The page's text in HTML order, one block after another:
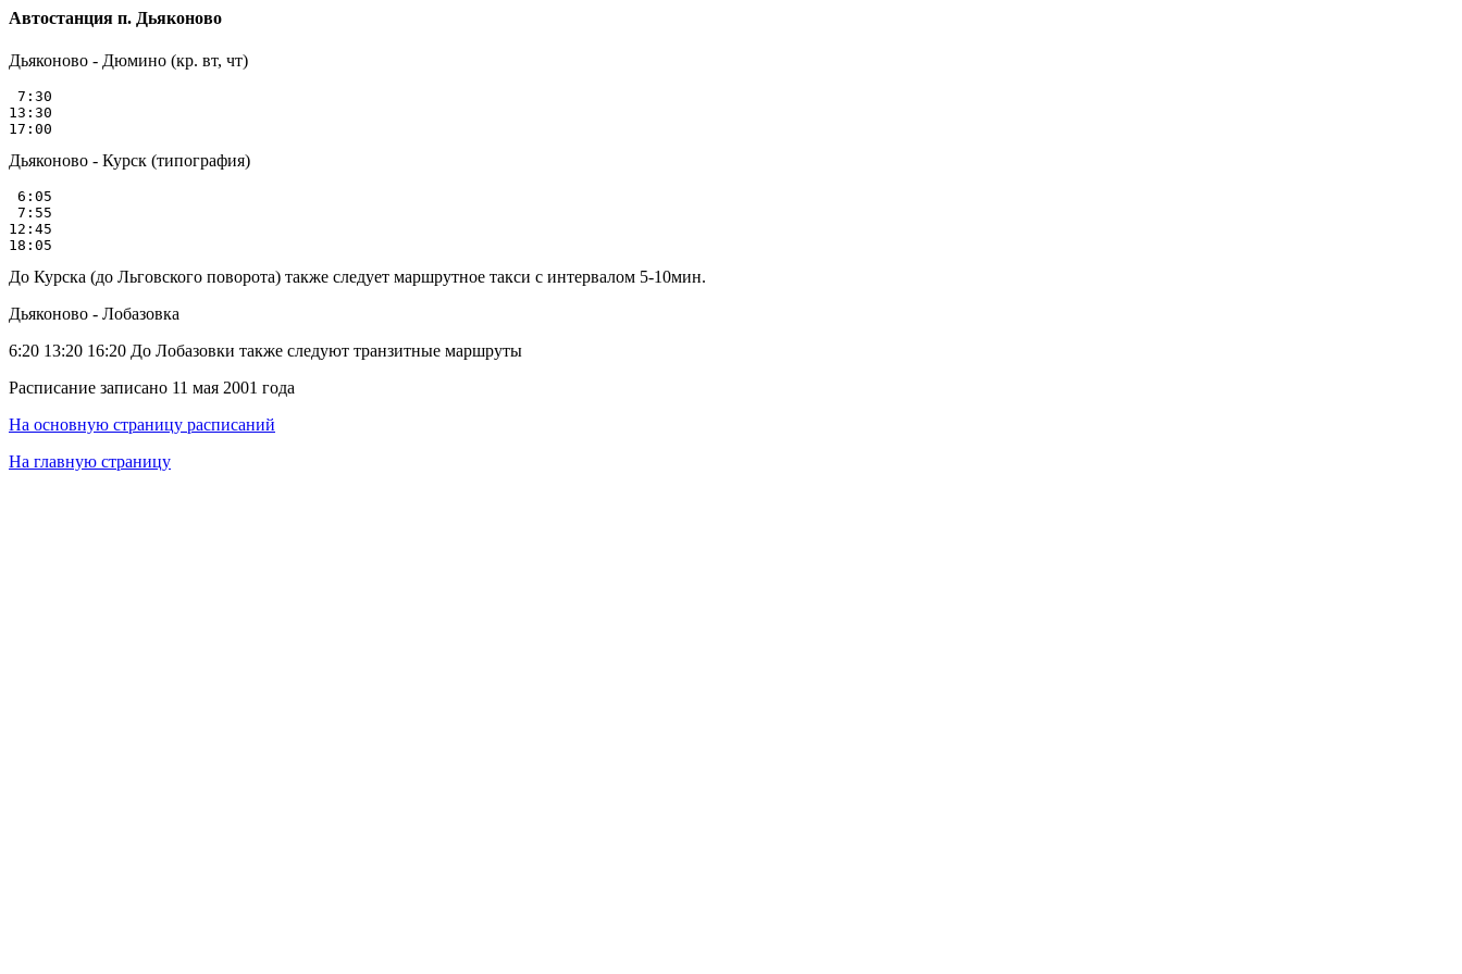
Автостанция п. Дьяконово
Дьяконово - Дюмино (кр. вт, чт)
7:30
13:30
Дьяконово - Курск (типография)
6:05
7:55
12:45
До Курска (до Льговского поворота) также следует маршрутное такси с интервалом 5-10мин.
Дьяконово - Лобазовка
6:20 13:20 16:20 До Лобазовки также следуют транзитные маршруты
Расписание записано 11 мая 2001 года
На основную страницу расписаний
На главную страницу